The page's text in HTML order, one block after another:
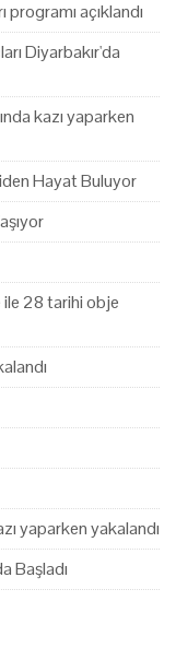
açıklandı
Diyarbakır'da
kazı yaparken
Hayat Buluyor
ile 28 tarihi obje
yaparken yakalandı
Başladı